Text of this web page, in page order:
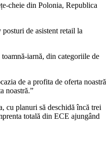
cheie din Polonia, Republica
de asistent retail la
iarnă, din categoriile de
de a profita de oferta noastră
noastră.”
cu planuri să deschidă încă trei
totală din ECE ajungând